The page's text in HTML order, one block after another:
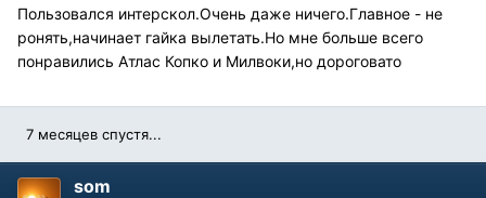
Пользовался интерскол.Очень даже ничего.Главное - не
ронять,начинает гайка вылетать.Но мне больше всего
понравились Атлас Копко и Милвоки,но дороговато
7 месяцев спустя...
som